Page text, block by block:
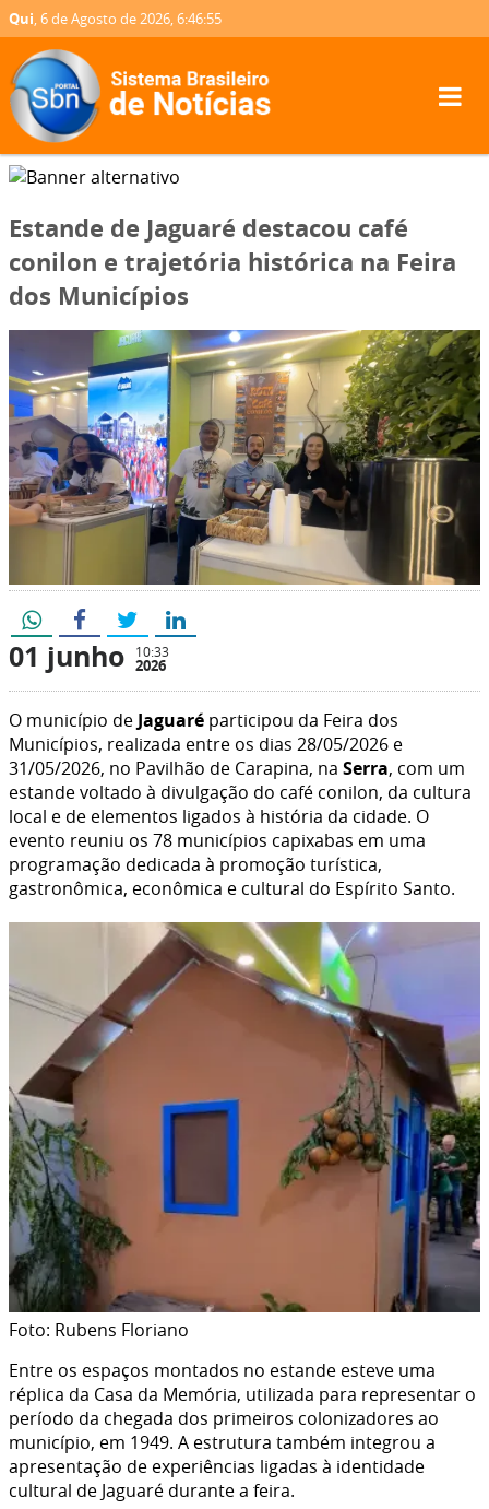
Qui, 6 de Agosto de 2026,6:46:57
Estande de Jaguaré destacou café
conilon e trajetória histórica na Feira
dos Municípios
01 junho 10:33
2026
O município de Jaguaré participou da Feira dos
Municípios, realizada entre os dias 28/05/2026 e
31/05/2026, no Pavilhão de Carapina, na Serra, com um
estande voltado à divulgação do café conilon, da cultura
local e de elementos ligados à história da cidade. O
evento reuniu os 78 municípios capixabas em uma
programação dedicada à promoção turística,
gastronômica, econômica e cultural do Espírito Santo.
Foto: Rubens Floriano
Entre os espaços montados no estande esteve uma
réplica da Casa da Memória, utilizada para representar o
período da chegada dos primeiros colonizadores ao
município, em 1949. A estrutura também integrou a
apresentação de experiências ligadas à identidade
cultural de Jaguaré durante a feira.